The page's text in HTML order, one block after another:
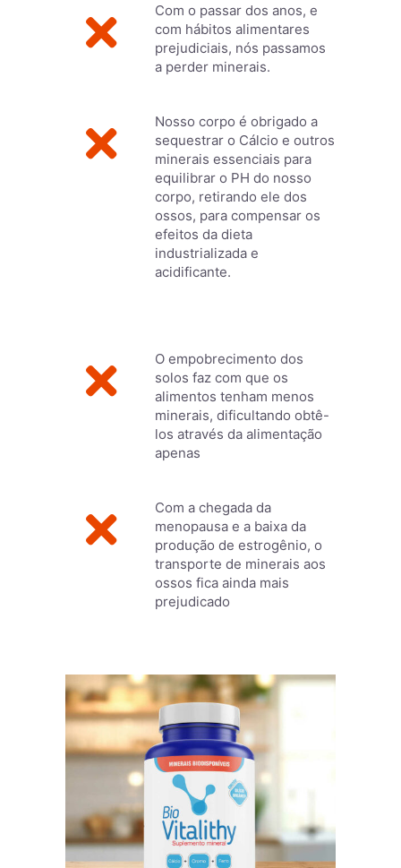
Com o passar dos anos, e
com hábitos alimentares
prejudiciais, nós passamos
a perder minerais.
Nosso corpo é obrigado a
sequestrar o Cálcio e outros
minerais essenciais para
equilibrar o PH do nosso
corpo, retirando ele dos
ossos, para compensar os
efeitos da dieta
industrializada e
acidificante.
O empobrecimento dos
solos faz com que os
alimentos tenham menos
minerais, dificultando obtê-
los através da alimentação
apenas
Com a chegada da
menopausa e a baixa da
produção de estrogênio, o
transporte de minerais aos
ossos fica ainda mais
prejudicado